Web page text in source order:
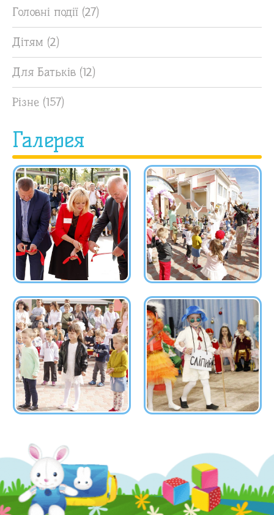
Головні події (27)
Дітям (2)
Для Батьків (12)
Різне (157)
Галерея